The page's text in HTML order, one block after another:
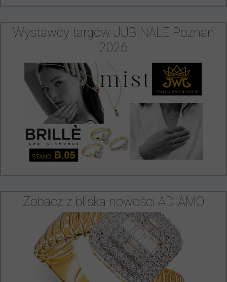
Wystawcy targów JUBINALE Poznań
2026
Zobacz z bliska nowości ADIAMO